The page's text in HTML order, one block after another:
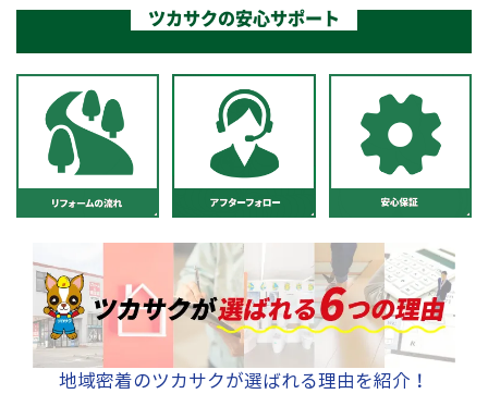
ツカサクの安心サポート
地域密着のツカサクが選ばれる理由を紹介！